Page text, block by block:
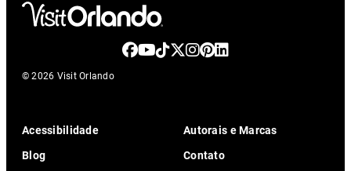
© 2026 Visit Orlando
Acessibilidade
Autorais e Marcas
Blog
Contato